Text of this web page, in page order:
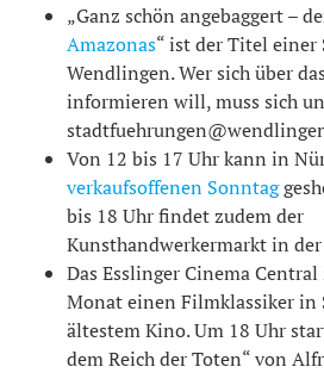
„Ganz schön angebaggert –
Amazonas“ ist der Titel
Wendlingen. Wer sich über
informieren will, muss sich
Von 12 bis 17 Uhr kann in
verkaufsoffenen Sonntag
bis 18 Uhr findet zudem der
Kunsthandwerkermarkt in
Das Esslinger Cinema
Monat einen Filmklassiker in
ältestem Kino. Um 18 Uhr
dem Reich der Toten“ von